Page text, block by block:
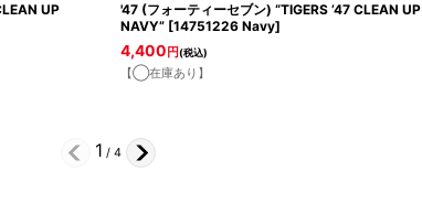
UP
'47 (フォーティーセブン) “TIGERS ’47 CLEAN UP
NAVY” [14751226 Navy]
4,400 円(税込)
【◯在庫あり】
1 / 4